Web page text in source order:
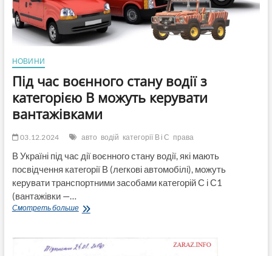
НОВИНИ
Під час воєнного стану водії з
категорією В можуть керувати
вантажівками
03.12.2024 авто водій категорії В і С права
В Україні під час дії воєнного стану водії, які мають
посвідчення категорії В (легкові автомобілі), можуть
керувати транспортними засобами категорій С і С1
(вантажівки —…
Смотреть большеПід
стану
водії